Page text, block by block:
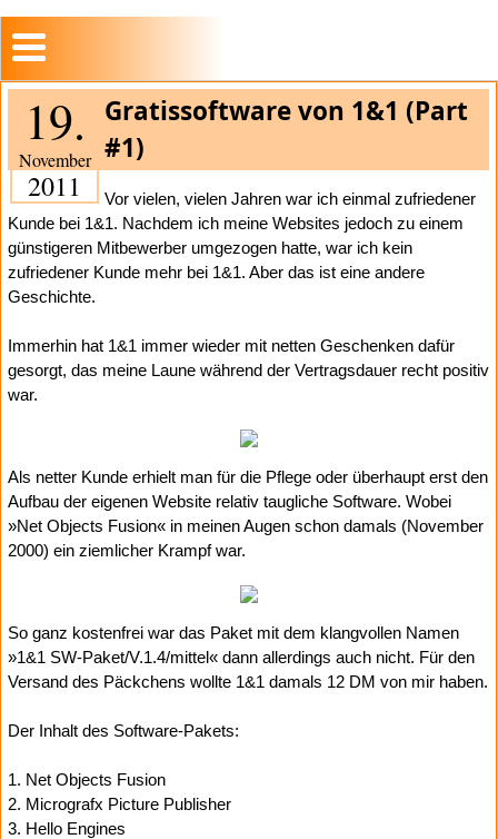
19.
November
2011
Gratissoftware von 1&1 (Part
#1)
Vor vielen, vielen Jahren war ich einmal zufriedener
Kunde bei 1&1. Nachdem ich meine Websites jedoch zu einem
günstigeren Mitbewerber umgezogen hatte, war ich kein
zufriedener Kunde mehr bei 1&1. Aber das ist eine andere
Geschichte.
Immerhin hat 1&1 immer wieder mit netten Geschenken dafür
gesorgt, das meine Laune während der Vertragsdauer recht positiv
war.
Als netter Kunde erhielt man für die Pflege oder überhaupt erst den
Aufbau der eigenen Website relativ taugliche Software. Wobei
»Net Objects Fusion« in meinen Augen schon damals (November
2000) ein ziemlicher Krampf war.
So ganz kostenfrei war das Paket mit dem klangvollen Namen
»1&1 SW-Paket/V.1.4/mittel« dann allerdings auch nicht. Für den
Versand des Päckchens wollte 1&1 damals 12 DM von mir haben.
Der Inhalt des Software-Pakets:
1. Net Objects Fusion
2. Micrografx Picture Publisher
3. Hello Engines